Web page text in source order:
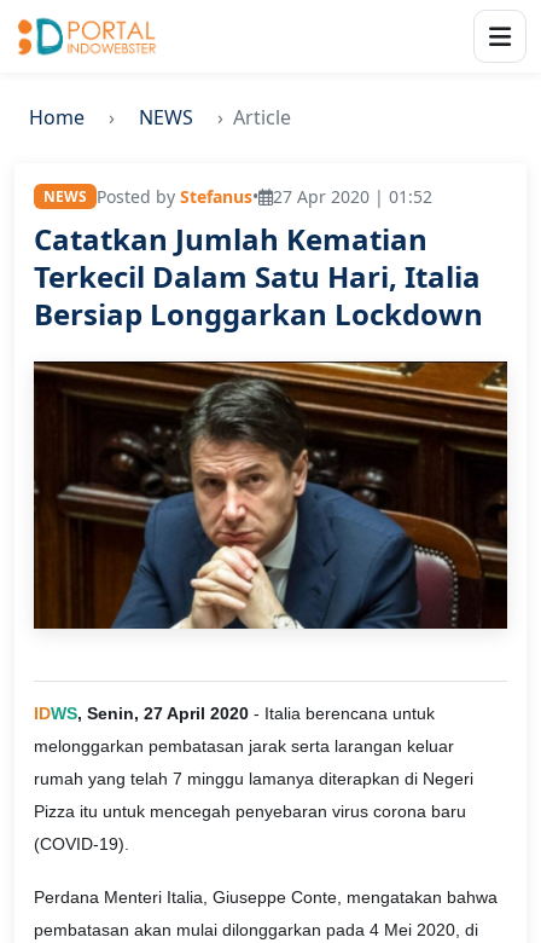
Home NEWS Article
NEWS Posted by Stefanus• 27 Apr 2020 | 01:52
Catatkan Jumlah Kematian
Terkecil Dalam Satu Hari, Italia
Bersiap Longgarkan Lockdown
IDWS, Senin, 27 April 2020 - Italia berencana untuk
melonggarkan pembatasan jarak serta larangan keluar
rumah yang telah 7 minggu lamanya diterapkan di Negeri
Pizza itu untuk mencegah penyebaran virus corona baru
(COVID-19).
Perdana Menteri Italia, Giuseppe Conte, mengatakan bahwa
pembatasan akan mulai dilonggarkan pada 4 Mei 2020, di